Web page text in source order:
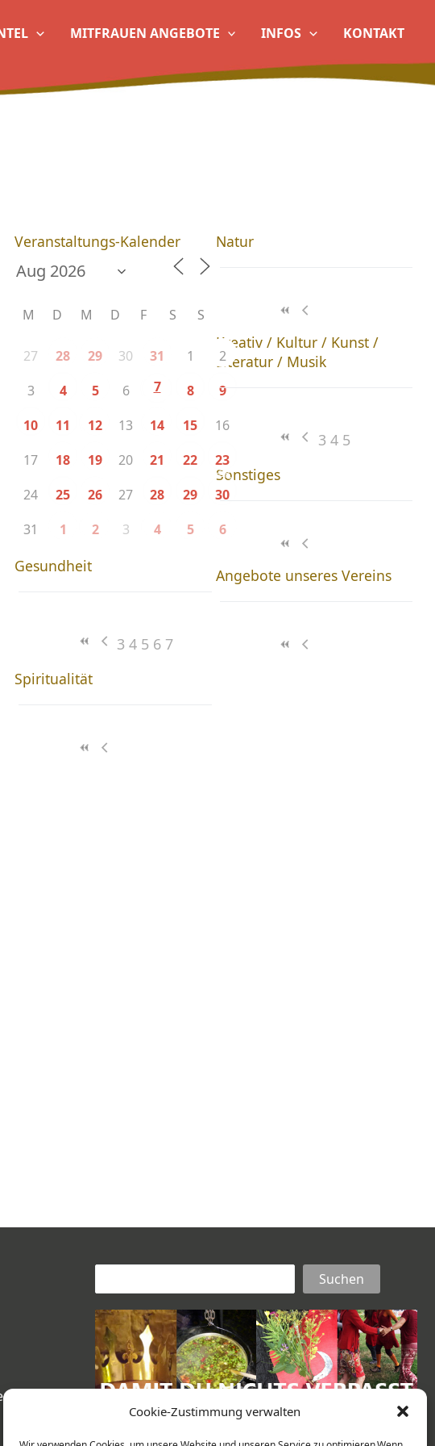
Cookie-Zustimmung verwalten
MITFRAUEN ANGEBOTE INFOS KONTAKT
Veranstaltungs-Kalender
M D M D F S S
27 28 29 30 31 1
2
3
4 5 6 7 8
9
10
11 12 13 14 15
16
17
18 19 20 21 22
23
24
25 26 27 28 29
30
31
1 2 3 4 5 6
Gesundheit
3 4 5 6 7
Spiritualität
Natur
Kreativ / Kultur / Kunst /
Literatur / Musik
3 4 5
Sonstiges
Angebote unseres Vereins
Suchen